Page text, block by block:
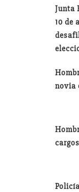
Junta
10 de
novia